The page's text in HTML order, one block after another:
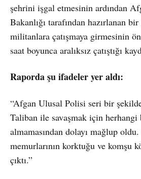
şehrini işgal etmesinin ardından
Bakanlığı tarafından hazırlanan
militanlara çatışmaya girmesinin
saat boyunca aralıksız çatıştığı
Raporda şu ifadeler yer aldı:
“Afgan Ulusal Polisi seri bir
Taliban ile savaşmak için
almamasından dolayı mağlup
memurlarının korktuğu ve komşu
çıktı.”